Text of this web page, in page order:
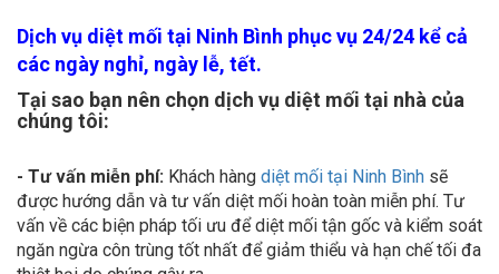
Dịch vụ diệt mối tại Ninh Bình phục vụ 24/24 kể cả
các ngày nghỉ, ngày lễ, tết.
Tại sao bạn nên chọn dịch vụ diệt mối tại nhà của
chúng tôi:
- Tư vấn miễn phí: Khách hàng diệt mối tại Ninh Bình
sẽ
được hướng dẫn và tư vấn diệt mối hoàn toàn miễn phí. Tư
vấn về các biện pháp tối ưu để diệt mối tận gốc và kiểm soát
ngăn ngừa côn trùng tốt nhất để giảm thiểu và hạn chế tối đa
thiệt hại do chúng gây ra.